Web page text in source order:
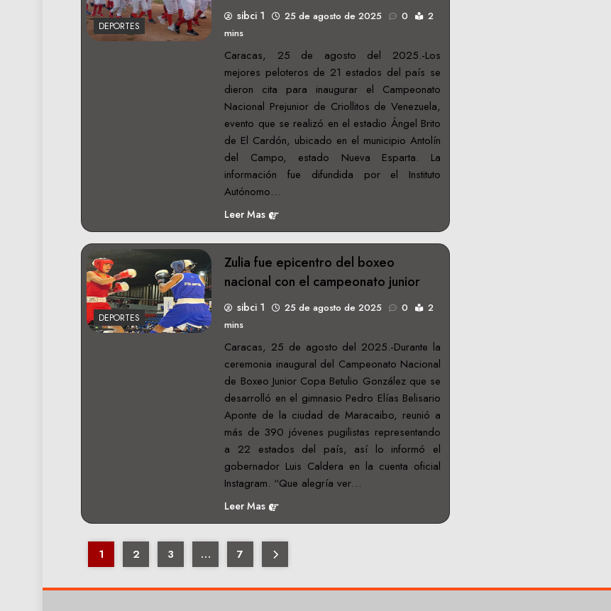
DEPORTES
sibci 1 25 de agosto de 2025 0
2
mins
Caracas, 25 de agosto del 2025.-Los
mejores peloteros de 21 estados del país se
dieron cita para inaugurar el Campeonato
Nacional Prejunior de Criollitos de Venezuela,
evento que se realizó en el estadio Ángel Brito
de El Cardón, ubicado en el municipio Antolín
del Campo, estado Nueva Esparta. La
información fue difundida por el Instituto
Autónomo…
Leer Mas
DEPORTES
Zulia fue epicentro del boxeo
nacional con el campeonato junior
sibci 1 25 de agosto de 2025 0
2
mins
Caracas, 25 de agosto del 2025.-Durante la
ceremonia inaugural del Campeonato Nacional
de Boxeo Junior Copa Betulio González que se
desarrolló en el gimnasio Pedro Elías Belisario
Aponte de la ciudad de Maracaibo, reunió a
más de 390 jóvenes pugilistas representando
a 22 estados del país, así lo informó el
gobernador Luis Caldera en la cuenta oficial
Instagram. “Que alegría ver…
Leer Mas
1 2 3 … 7